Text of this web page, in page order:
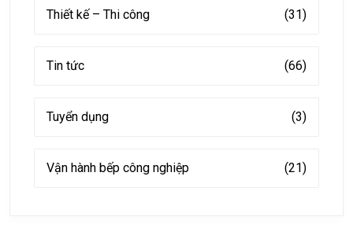
Thiết kế – Thi công (31)
Tin tức (66)
Tuyển dụng (3)
Vận hành bếp công nghiệp (21)